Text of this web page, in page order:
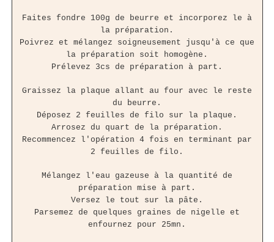
Faites fondre 100g de beurre et incorporez le à
la préparation.
Poivrez et mélangez soigneusement jusqu'à ce que
la préparation soit homogène.
Prélevez 3cs de préparation à part.
Graissez la plaque allant au four avec le reste
du beurre.
Déposez 2 feuilles de filo sur la plaque.
Arrosez du quart de la préparation.
Recommencez l'opération 4 fois en terminant par
2 feuilles de filo.
Mélangez l'eau gazeuse à la quantité de
préparation mise à part.
Versez le tout sur la pâte.
Parsemez de quelques graines de nigelle et
enfournez pour 25mn.